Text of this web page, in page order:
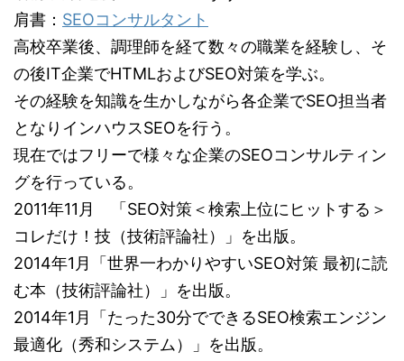
肩書： SEOコンサルタント
高校卒業後、調理師を経て数々の職業を経験し、そ
の後IT企業でHTMLおよびSEO対策を学ぶ。
その経験を知識を生かしながら各企業でSEO担当者
となりインハウスSEOを行う。
現在ではフリーで様々な企業のSEOコンサルティン
グを行っている。
2011年11月 「SEO対策＜検索上位にヒットする＞
コレだけ！技（技術評論社）」を出版。
2014年1月「世界一わかりやすいSEO対策 最初に読
む本（技術評論社）」を出版。
2014年1月「たった30分でできるSEO検索エンジン
最適化（秀和システム）」を出版。